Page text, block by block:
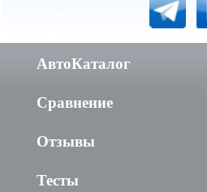
АвтоКаталог
Сравнение
Отзывы
Тесты